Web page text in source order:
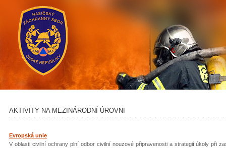
AKTIVITY NA MEZINÁRODNÍ ÚROVNI
Evropská unie
V oblasti civilní ochrany plní odbor civilní nouzové připravenosti a strategií úkoly při